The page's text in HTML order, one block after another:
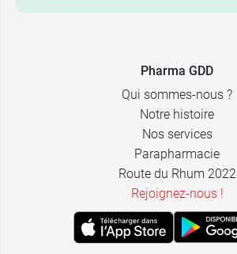
Pharma GDD
Qui sommes-nous ?
Notre histoire
Nos services
Parapharmacie
Route du Rhum 2022
Rejoignez-nous !